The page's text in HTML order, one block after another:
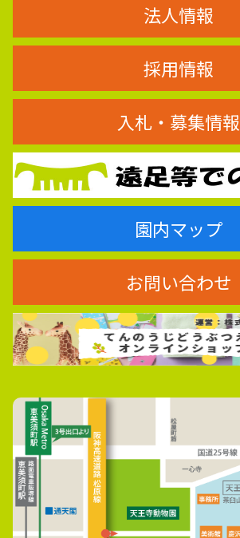
法人情報
採用情報
入札・募集情報
園内マップ
お問い合わせ